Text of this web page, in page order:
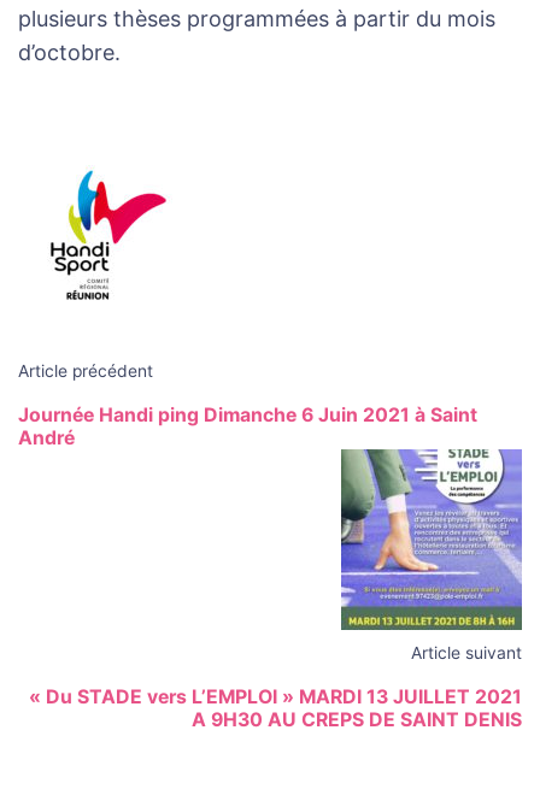
plusieurs thèses programmées à partir du mois
d’octobre.
des
articles
Article précédent
Journée Handi ping Dimanche 6 Juin 2021 à Saint
André
Article suivant
« Du STADE vers L’EMPLOI » MARDI 13 JUILLET 2021
A 9H30 AU CREPS DE SAINT DENIS